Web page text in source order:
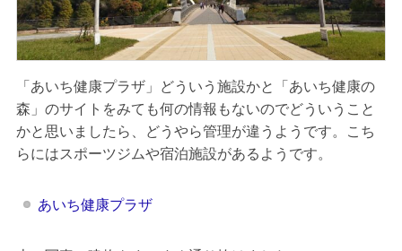
「あいち健康プラザ」どういう施設かと「あいち健康の
森」のサイトをみても何の情報もないのでどういうこと
かと思いましたら、どうやら管理が違うようです。こち
らにはスポーツジムや宿泊施設があるようです。
あいち健康プラザ